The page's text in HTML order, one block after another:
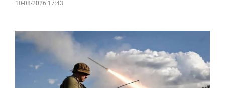
10-08-2026 17:43